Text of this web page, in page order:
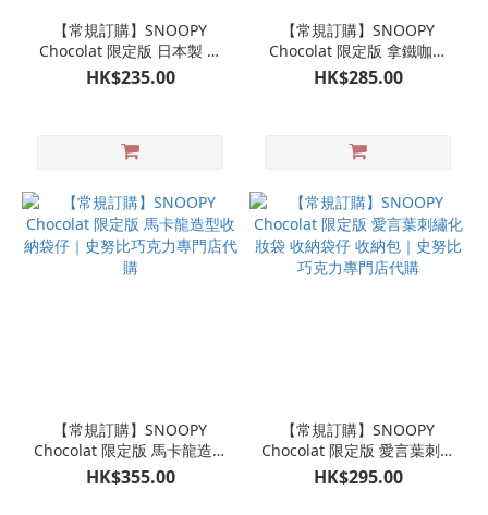
【常規訂購】SNOOPY
Chocolat 限定版 日本製 牛
皮皮革行李牌｜史努比巧克
力專門店代購
HK$235.00
【常規訂購】SNOOPY
Chocolat 限定版 拿鐵咖啡
陶瓷杯連杯蓋 馬克杯｜史努
比巧克力專門店代購
HK$285.00
【常規訂購】SNOOPY
Chocolat 限定版 馬卡龍造型
收納袋仔｜史努比巧克力專
門店代購
HK$355.00
【常規訂購】SNOOPY
Chocolat 限定版 愛言葉刺繡
化妝袋 收納袋仔 收納包｜史
努比巧克力專門店代購
HK$295.00